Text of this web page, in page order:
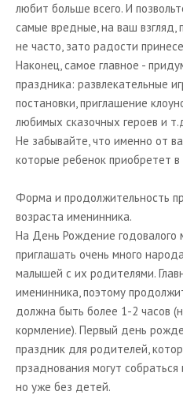
любит больше всего. И
самые вредные, на ваш взгляд,
не часто, зато радости
Наконец, самое главное -
праздника: развлекательные
постановки, приглашение
любимых сказочных героев и
Не забывайте, что именно от
которые ребенок приобретет
Форма и продолжительность
возраста именинника.
На День Рождение годовалого
приглашать очень много
малышей с их родителями.
именинника, поэтому
должна быть более 1-2 часов
кормление). Первый день
праздник для родителей,
прзаднования могут
но уже без детей.